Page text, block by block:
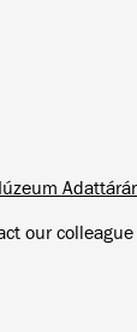
our colleague